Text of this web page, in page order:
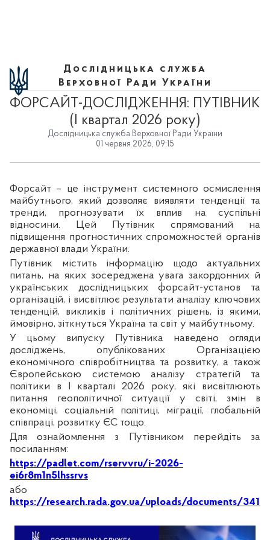
Дослідницька служба
Верховної Ради України
ФОРСАЙТ-ДОСЛІДЖЕННЯ: ПУТІВНИК
(I квартал 2026 року)
Дослідницька служба Верховної Ради України
01 червня 2026, 09:15
Форсайт – це інструмент системного осмислення
майбутнього, який дозволяє виявляти тенденції та
тренди, прогнозувати їх вплив на суспільні
відносини. Цей Путівник спрямований на
підвищення прогностичних спроможностей органів
державної влади України.
Путівник містить інформацію щодо актуальних
питань, на яких зосереджена увага закордонних й
українських дослідницьких форсайт-установ та
організацій, і висвітлює результати аналізу ключових
тенденцій, викликів і політичних рішень, із якими,
ймовірно, зіткнуться Україна та світ у майбутньому.
У цьому випуску Путівника наведено огляди
досліджень, опублікованих Організацією
економічного співробітництва та розвитку, а також
Європейською системою аналізу стратегій та
політики в І кварталі 2026 року, які висвітлюють
питання геополітичної ситуації у світі, змін в
економіці, соціальній політиці, міграції, глобальній
співпраці, розвитку ЄС тощо.
Для ознайомлення з Путівником перейдіть за
посиланням:
https://padlet.com/rservvru/i-2026-
ei6r8m1n5lhssrvs
або
https://research.rada.gov.ua/uploads/documents/